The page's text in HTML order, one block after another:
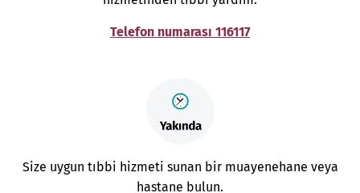
Telefon numarası 116117
Size uygun tıbbi hizmeti sunan bir muayenehane veya
hastane bulun.